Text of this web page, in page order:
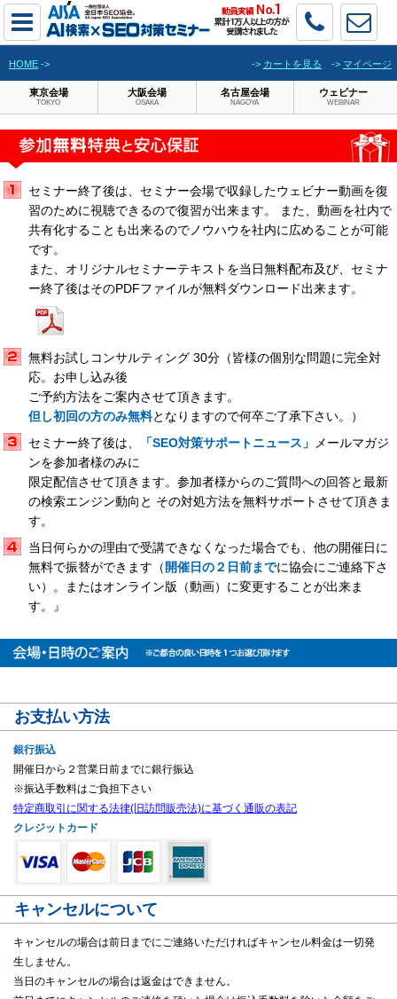
HOME -> -> カートを見る -> マイページ
東京会場
TOKYO
大阪会場
OSAKA
名古屋会場
NAGOYA
ウェビナー
WEBINAR
セミナー終了後は、セミナー会場で収録したウェビナー動画を復
習のために視聴できるので復習が出来ます。 また、動画を社内で
共有化することも出来るのでノウハウを社内に広めることが可能
です。
また、オリジナルセミナーテキストを当日無料配布及び、セミナ
ー終了後はそのPDFファイルが無料ダウンロード出来ます。
無料お試しコンサルティング 30分（皆様の個別な問題に完全対
応。お申し込み後
ご予約方法をご案内させて頂きます。
但し初回の方のみ無料となりますので何卒ご了承下さい。）
セミナー終了後は、
「SEO対策サポートニュース」
メールマガジ
ンを参加者様のみに
限定配信させて頂きます。参加者様からのご質問への回答と最新
の検索エンジン動向と その対処方法を無料サポートさせて頂きま
す。
当日何らかの理由で受講できなくなった場合でも、他の開催日に
無料で振替ができます（ 開催日の２日前までに協会にご連絡下さ
い）。またはオンライン版（動画）に変更することが出来ま
す。』
お支払い方法
銀行振込
開催日から２営業日前までに銀行振込
※振込手数料はご負担下さい
特定商取引に関する法律(旧訪問販売法)に基づく通販の表記
クレジットカード
キャンセルについて
キャンセルの場合は前日までにご連絡いただければキャンセル料金は一切発
生しません。
当日のキャンセルの場合は返金はできません。